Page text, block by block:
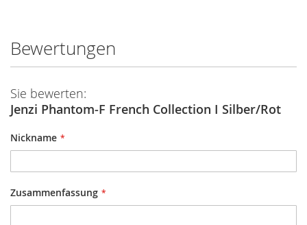
Bewertungen
Sie bewerten:
Jenzi Phantom-F French Collection I Silber/Rot
Nickname
Zusammenfassung